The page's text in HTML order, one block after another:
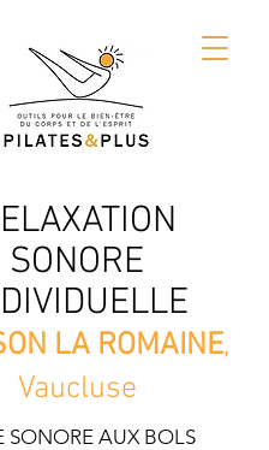
SONORE
LA ROMAINE,
Vaucluse
SONORE AUX BOLS